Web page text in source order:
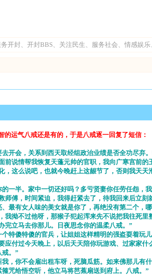
开封、开封BBS、关注民生、服务社会、情感娱
运气八戒还是有的，于是八戒逐一回复了短信：
开会，关系到西天取经组政治业绩是否全功尽
说情帮我恢复天蓬元帅的官职，我向广寒宫前
这么说吧，也就今晚赶上这龈节了，否则我天
半。家中一切还好吗？多亏贤妻你任劳任怨，
傅，时间紧迫，我得赶紧去了，待我回来后立
有女人味的美女就是你了，再绝没有第二个，
拗不过他呀，那猴子犯起浑来先不说把我往死
完立马去你那儿。日夜思念你的温柔八戒。”
傻特傻的官兵，让姐姐这样精明的强盗耍着玩
付过今天晚上，以后天天陪你玩游戏、过家家什
。”
你不会雇出租车呀，死脑瓜筋。如来佛那儿有
给悟空听，他立马将芭蕉扇送到府上。八戒。”